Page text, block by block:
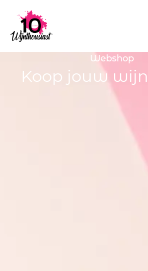
Webshop
Koop jouw